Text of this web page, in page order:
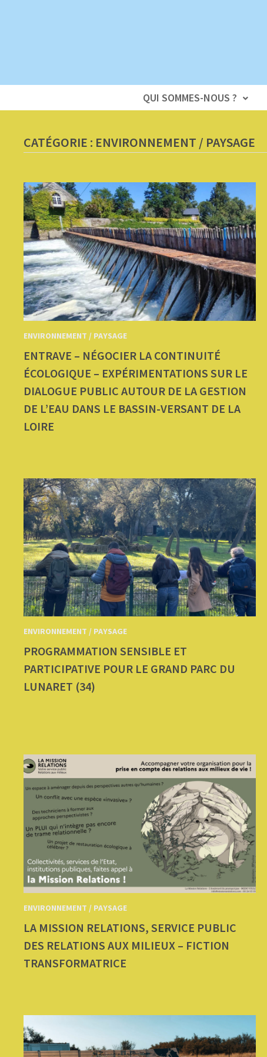
QUI SOMMES-NOUS ?
CATÉGORIE : ENVIRONNEMENT / PAYSAGE
ENVIRONNEMENT / PAYSAGE
ENTRAVE – NÉGOCIER LA CONTINUITÉ
ÉCOLOGIQUE – EXPÉRIMENTATIONS SUR LE
DIALOGUE PUBLIC AUTOUR DE LA GESTION
DE L’EAU DANS LE BASSIN-VERSANT DE LA
LOIRE
ENVIRONNEMENT / PAYSAGE
PROGRAMMATION SENSIBLE ET
PARTICIPATIVE POUR LE GRAND PARC DU
LUNARET (34)
ENVIRONNEMENT / PAYSAGE
LA MISSION RELATIONS, SERVICE PUBLIC
DES RELATIONS AUX MILIEUX – FICTION
TRANSFORMATRICE